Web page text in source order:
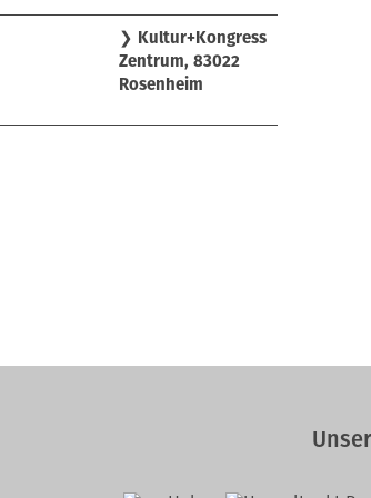
❯ Kultur+Kongress
Zentrum, 83022
Rosenheim